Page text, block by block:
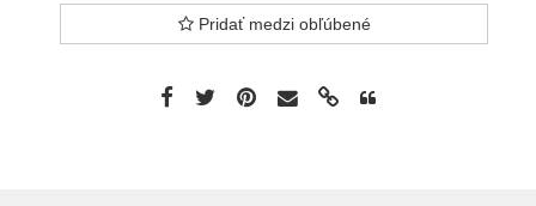
Pridať medzi obľúbené